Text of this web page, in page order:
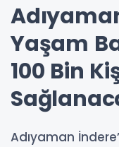
Yaşam
100 Bin
Adıyaman